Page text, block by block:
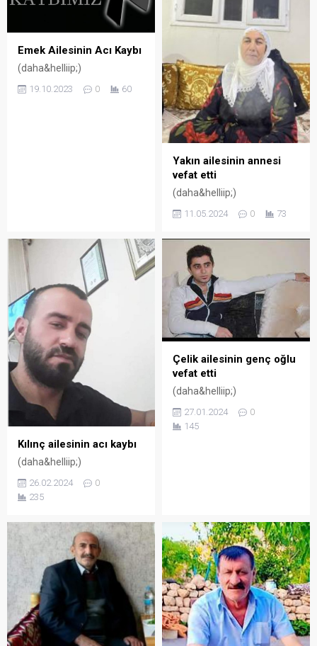
Emek Ailesinin Acı Kaybı
(daha&helliip;)
19.10.2023 0 60
Yakın ailesinin annesi
vefat etti
(daha&helliip;)
11.05.2024 0 73
Kılınç ailesinin acı kaybı
(daha&helliip;)
26.02.2024
0
235
Çelik ailesinin genç oğlu
vefat etti
(daha&helliip;)
27.01.2024
0
145